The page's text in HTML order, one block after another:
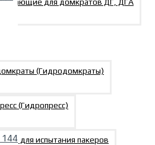
(Гидродомкраты)
(Гидропресс)
для испытания пакеров
к